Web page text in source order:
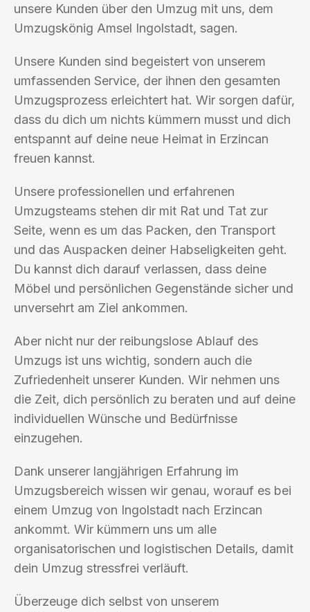
unsere Kunden über den Umzug mit uns, dem
Umzugskönig Amsel Ingolstadt, sagen.
Unsere Kunden sind begeistert von unserem
umfassenden Service, der ihnen den gesamten
Umzugsprozess erleichtert hat. Wir sorgen dafür,
dass du dich um nichts kümmern musst und dich
entspannt auf deine neue Heimat in Erzincan
freuen kannst.
Unsere professionellen und erfahrenen
Umzugsteams stehen dir mit Rat und Tat zur
Seite, wenn es um das Packen, den Transport
und das Auspacken deiner Habseligkeiten geht.
Du kannst dich darauf verlassen, dass deine
Möbel und persönlichen Gegenstände sicher und
unversehrt am Ziel ankommen.
Aber nicht nur der reibungslose Ablauf des
Umzugs ist uns wichtig, sondern auch die
Zufriedenheit unserer Kunden. Wir nehmen uns
die Zeit, dich persönlich zu beraten und auf deine
individuellen Wünsche und Bedürfnisse
einzugehen.
Dank unserer langjährigen Erfahrung im
Umzugsbereich wissen wir genau, worauf es bei
einem Umzug von Ingolstadt nach Erzincan
ankommt. Wir kümmern uns um alle
organisatorischen und logistischen Details, damit
dein Umzug stressfrei verläuft.
Überzeuge dich selbst von unserem